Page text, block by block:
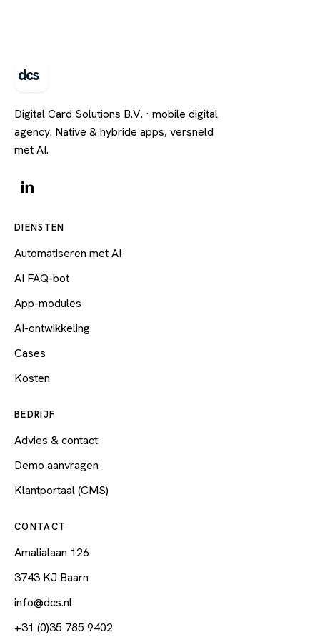
dcs
Digital Card Solutions B.V. · mobile digital
agency. Native & hybride apps, versneld
met AI.
DIENSTEN
Automatiseren met AI
AI FAQ-bot
App-modules
AI-ontwikkeling
Cases
Kosten
BEDRIJF
Advies & contact
Demo aanvragen
Klantportaal (CMS)
CONTACT
Amalialaan 126
3743 KJ Baarn
info@dcs.nl
+31 (0)35 785 9402